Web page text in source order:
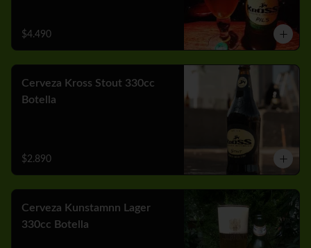
$4.490
Cerveza Kross Stout 330cc
Botella
$2.890
Cerveza Kunstamnn Lager
330cc Botella